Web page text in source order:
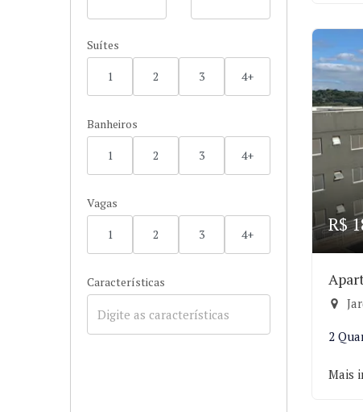
Suítes
1 2 3 4+
Banheiros
1 2 3 4+
Vagas
1 2 3 4+
Características
R$
2
Mais